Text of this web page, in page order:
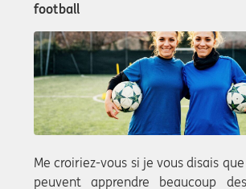
football
Me croiriez-vous si je vous disais
peuvent apprendre beaucoup